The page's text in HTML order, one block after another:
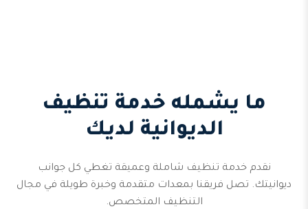
ما يشمله خدمة تنظيف
الديوانية لديك
نقدم خدمة تنظيف شاملة وعميقة تغطي كل جوانب
ديوانيتك. تصل فريقنا بمعدات متقدمة وخبرة طويلة في مجال
التنظيف المتخصص.